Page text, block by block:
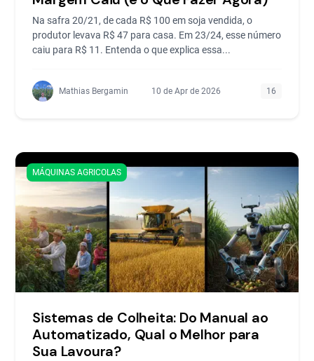
Na safra 20/21, de cada R$ 100 em soja vendida, o
produtor levava R$ 47 para casa. Em 23/24, esse número
caiu para R$ 11. Entenda o que explica essa...
Mathias Bergamin 10 de Apr de 2026 16
MÁQUINAS AGRICOLAS
Sistemas de Colheita: Do Manual ao
Automatizado, Qual o Melhor para
Sua Lavoura?